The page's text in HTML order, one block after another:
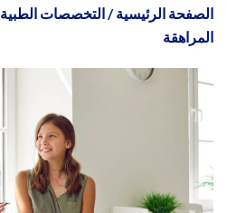
الصفحة الرئيسية /التخصصات الطبية
المراهقة